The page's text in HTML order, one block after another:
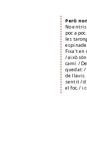
Però
No
poc a
les
Fixa’t
/ això
camí. /
quedat: /
de llavis.
sentit /
el foc, / i